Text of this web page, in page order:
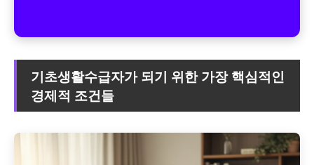
기초생활수급자가 되기 위한 가장 핵심적인
경제적 조건들